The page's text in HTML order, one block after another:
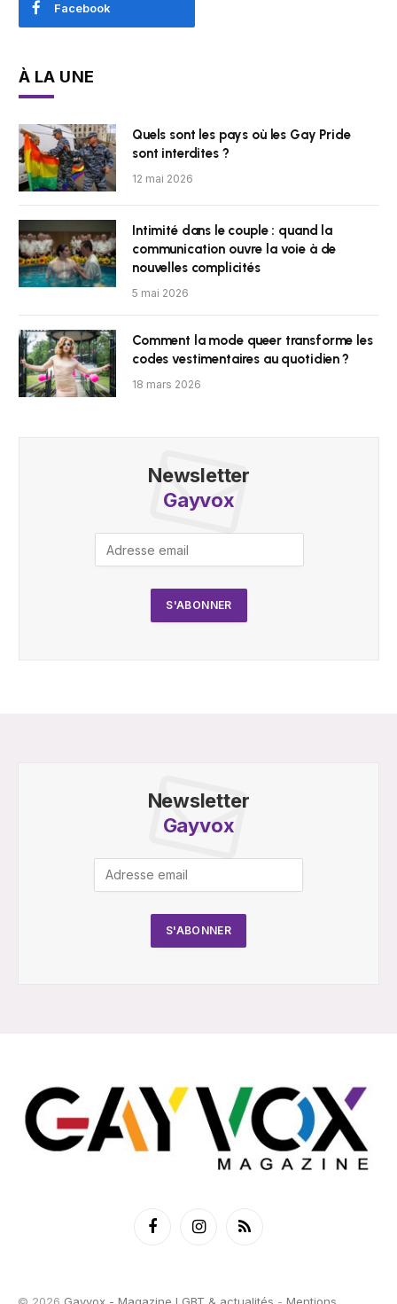
Facebook
À LA UNE
Quels sont les pays où les Gay Pride
sont interdites ?
12 mai 2026
Intimité dans le couple : quand la
communication ouvre la voie à de
nouvelles complicités
5 mai 2026
Comment la mode queer transforme les
codes vestimentaires au quotidien ?
18 mars 2026
Newsletter
Gayvox
Newsletter
Gayvox
FacebookInstagramRSS
© 2026 Gayvox - Magazine LGBT & actualités - Mentions